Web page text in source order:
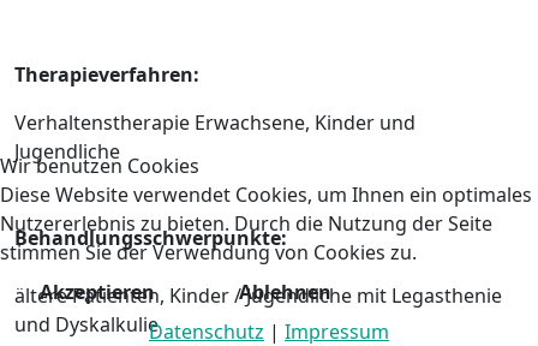
Therapieverfahren:
Verhaltenstherapie Erwachsene, Kinder und
Jugendliche
Behandlungsschwerpunkte:
ältere Patienten, Kinder / Jugendliche mit Legasthenie
und Dyskalkulie
Wir benutzen Cookies
Diese Website verwendet Cookies, um Ihnen ein optimales
Nutzererlebnis zu bieten. Durch die Nutzung der Seite
stimmen Sie der Verwendung von Cookies zu.
Akzeptieren
Ablehnen
Datenschutz | Impressum